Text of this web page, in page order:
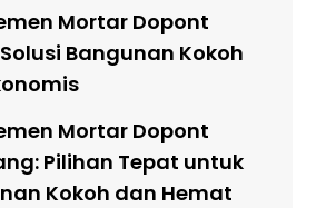
Mortar Dopont
Bangunan Kokoh
Mortar Dopont
Pilihan Tepat untuk
Kokoh dan Hemat